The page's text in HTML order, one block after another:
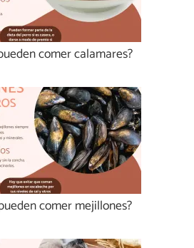
comer calamares?
comer mejillones?